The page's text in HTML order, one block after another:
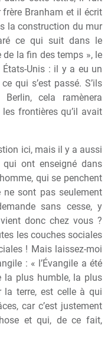
Branham et il écrit
la construction du mur
ce qui suit dans le
de la fin des temps », le
Unis : il y a eu un
qui s’est passé. S’ils
cela ramènera
frontières qu’il avait
ici, mais il y a aussi
qui ont enseigné dans
qui se penchent
ne sont pas seulement
sans cesse, y
donc chez vous ?
les couches sociales
! Mais laissez-moi
: « l’Évangile a été
la plus humble, la plus
terre, est celle à qui
car c’est justement
et qui, de ce fait,